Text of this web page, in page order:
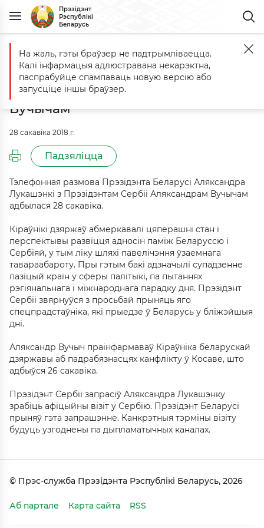
Прэзідэнт
Рэспублікі
Беларусь
Галоўная Падзеі Тэлефонная размова з Прэзідэнтам Сербіі
Тэлефонная размова з
Прэзідэнтам Сербіі Аляксандрам
Вучычам
28 сакавіка 2018 г.
Падзяліцца
Тэлефонная размова Прэзідэнта Беларусі Аляксандра
Лукашэнкі з Прэзідэнтам Сербіі Аляксандрам Вучычам
адбылася 28 сакавіка.
Кіраўнікі дзяржаў абмеркавалі цяперашні стан і
перспектывы развіцця адносін паміж Беларуссю і
Сербіяй, у тым ліку шляхі павелічэння ўзаемнага
тавараабароту. Пры гэтым бакі адзначылі супадзенне
пазіцый краін у сферы палітыкі, па пытаннях
рэгіянальнага і міжнароднага парадку дня. Прэзідэнт
Сербіі звярнуўся з просьбай прыняць яго
спецпрадстаўніка, які прыедзе ў Беларусь у бліжэйшыя
дні.
Аляксандр Вучыч праінфармаваў Кіраўніка беларускай
дзяржавы аб падрабязнасцях канфлікту ў Косаве, што
адбыўся 26 сакавіка.
Прэзідэнт Сербіі запрасіў Аляксандра Лукашэнку
зрабіць афіцыйны візіт у Сербію. Прэзідэнт Беларусі
прыняў гэта запрашэнне. Канкрэтныя тэрміны візіту
будуць узгоднены па дыпламатычных каналах.
© Прэс-служба Прэзідэнта Рэспублікі Беларусь, 2026
Аб партале Карта сайта RSS
На жаль, гэты браўзер не падтрымліваецца.
Калі інфармацыя адлюстравана некарэктна,
паспрабуйце спампаваць новую версію або
запусціце іншы браўзер.